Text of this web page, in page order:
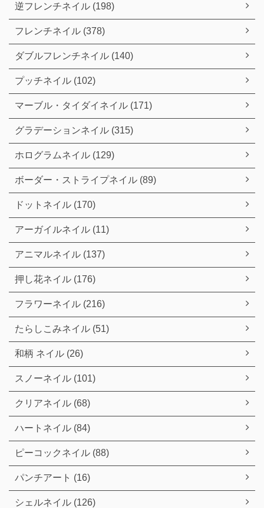
逆フレンチネイル (198)
フレンチネイル (378)
ダブルフレンチネイル (140)
プッチネイル (102)
マーブル・タイダイネイル (171)
グラデーションネイル (315)
ホログラムネイル (129)
ボーダー・ストライプネイル (89)
ドットネイル (170)
アーガイルネイル (11)
アニマルネイル (137)
押し花ネイル (176)
フラワーネイル (216)
たらしこみネイル (51)
和柄 ネイル (26)
スノーネイル (101)
クリアネイル (68)
ハートネイル (84)
ピーコックネイル (88)
パンチアート (16)
シェルネイル (126)